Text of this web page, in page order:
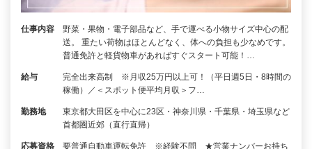
仕事内容
野菜・果物・電子部品など、手で運べる小物サイズ中心の配
送。 重たい荷物はほとんどなく、体への負担も少なめです。
普通免許と軽貨物車があればすぐスタート可能！…
給与
完全出来高制 ※月収25万円以上可！（平日週5日・8時間の
稼働）／＜スポット便平均月収＞フ…
勤務地
東京都大田区を中心に23区・神奈川県・千葉県・埼玉県など
首都圏近郊（直行直帰）
応募資格
要普通自動車運転免許 ※経験不問 ★営業ナンバーお持ち